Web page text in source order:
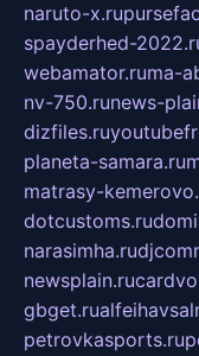
naruto-x.ru
spayderhed-
webamator.ruma-
nv-750.runews-
dizfiles.ru
planeta-samara.ru
matrasy-
dotcustoms.ru
narasimha.ru
newsplain.ru
gbget.ru
petrovkasports.ru